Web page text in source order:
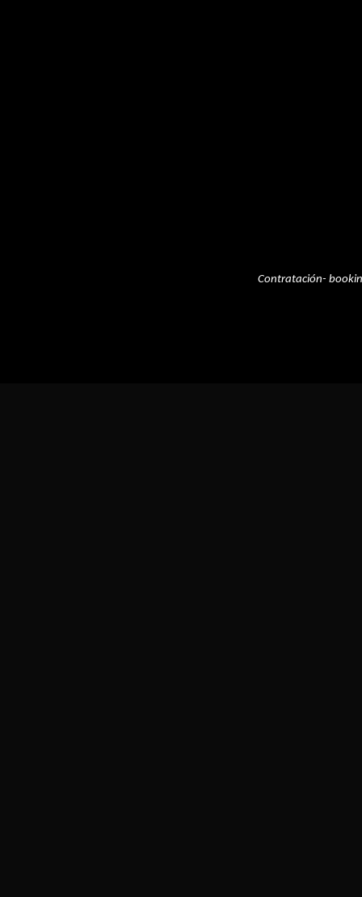
Contratación-